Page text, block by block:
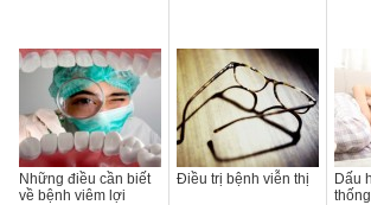
Những điều cần biết
về bệnh viêm lợi
Điều trị bệnh viễn thị
Dấu